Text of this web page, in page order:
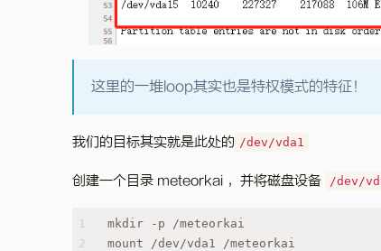
这里的一堆loop其实也是特权模式的特征！
我们的目标其实就是此处的 /dev/vda1
创建一个目录 meteorkai ，并将磁盘设备 /dev/
1
2
mkdir -p /meteorkai
mount /dev/vda1 /meteorkai